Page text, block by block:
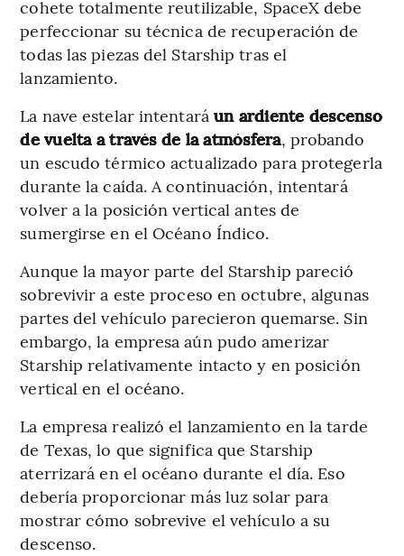
cohete totalmente reutilizable, SpaceX debe
perfeccionar su técnica de recuperación de
todas las piezas del Starship tras el
lanzamiento.
La nave estelar intentará un ardiente descenso
de vuelta a través de la atmósfera, probando
un escudo térmico actualizado para protegerla
durante la caída. A continuación, intentará
volver a la posición vertical antes de
sumergirse en el Océano Índico.
Aunque la mayor parte del Starship pareció
sobrevivir a este proceso en octubre, algunas
partes del vehículo parecieron quemarse. Sin
embargo, la empresa aún pudo amerizar
Starship relativamente intacto y en posición
vertical en el océano.
La empresa realizó el lanzamiento en la tarde
de Texas, lo que significa que Starship
aterrizará en el océano durante el día. Eso
debería proporcionar más luz solar para
mostrar cómo sobrevive el vehículo a su
descenso.